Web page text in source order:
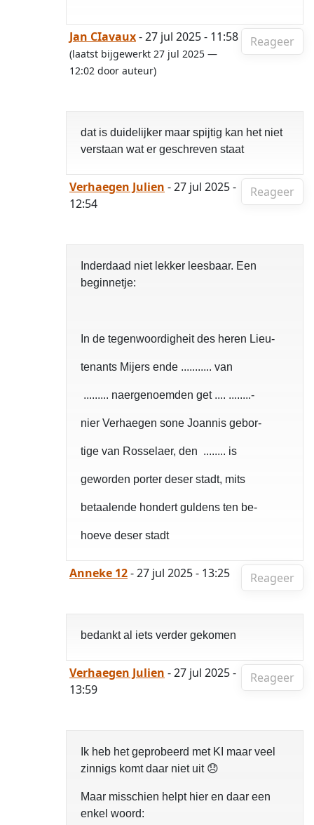
Reageer
Jan CIavaux- 27 jul 2025 - 11:58
(laatst bijgewerkt 27 jul 2025 —
12:02 door auteur)
dat is duidelijker maar spijtig kan het niet
verstaan wat er geschreven staat
Reageer
Verhaegen Julien - 27 jul 2025 -
12:54
Inderdaad niet lekker leesbaar. Een
beginnetje:
In de tegenwoordigheit des heren Lieu-
tenants Mijers ende ........... van
......... naergenoemden get .... ........-
nier Verhaegen sone Joannis gebor-
tige van Rosselaer, den ........ is
geworden porter deser stadt, mits
betaalende hondert guldens ten be-
hoeve deser stadt
Reageer
Anneke 12- 27 jul 2025 - 13:25
bedankt al iets verder gekomen
Reageer
Verhaegen Julien - 27 jul 2025 -
13:59
Ik heb het geprobeerd met KI maar veel
zinnigs komt daar niet uit 😞
Maar misschien helpt hier en daar een
enkel woord: